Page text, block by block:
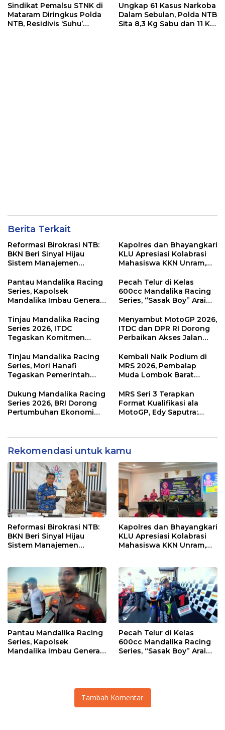
Sindikat Pemalsu STNK di
Mataram Diringkus Polda
NTB, Residivis ‘Suhu’
Ungkap 61 Kasus Narkoba
Dalam Sebulan, Polda NTB
Sita 8,3 Kg Sabu dan 11 Kg
Berita Terkait
Reformasi Birokrasi NTB:
BKN Beri Sinyal Hijau
Sistem Manajemen
Kapolres dan Bhayangkari
KLU Apresiasi Kolabrasi
Mahasiswa KKN Unram,
Sampah Jadi Rupiah
Pantau Mandalika Racing
Series, Kapolsek
Mandalika Imbau Generasi
Sirkuit, Bukan Jalan Raya
Pecah Telur di Kelas
600cc Mandalika Racing
Series, “Sasak Boy” Arai
Kemenangan
Tinjau Mandalika Racing
Series 2026, ITDC
Tegaskan Komitmen
Dampak Ekonomi
Kawasan
Menyambut MotoGP 2026,
ITDC dan DPR RI Dorong
Perbaikan Akses Jalan
di KEK Mandalika
Tinjau Mandalika Racing
Series, Mori Hanafi
Tegaskan Pemerintah
NTB
Kembali Naik Podium di
MRS 2026, Pembalap
Muda Lombok Barat
Menuju Tingkat Asia
Dukung Mandalika Racing
Series 2026, BRI Dorong
Pertumbuhan Ekonomi
MRS Seri 3 Terapkan
Format Kualifikasi ala
MotoGP, Edy Saputra:
Rekomendasi untuk kamu
Reformasi Birokrasi NTB:
BKN Beri Sinyal Hijau
Sistem Manajemen
Kapolres dan Bhayangkari
KLU Apresiasi Kolabrasi
Mahasiswa KKN Unram,
Pantau Mandalika Racing
Series, Kapolsek
Mandalika Imbau Generasi
Pecah Telur di Kelas
600cc Mandalika Racing
Series, “Sasak Boy” Arai
Tambah Komentar